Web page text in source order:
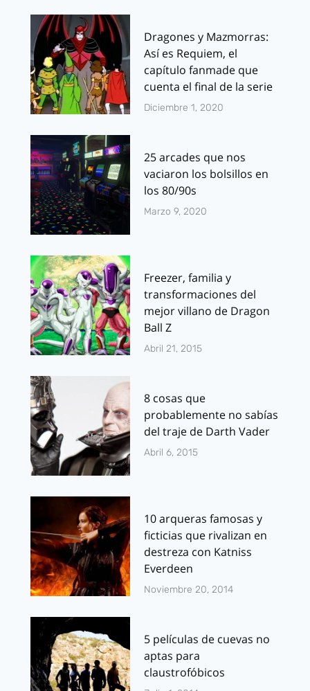
Dragones y Mazmorras:
Así es Requiem, el
capítulo fanmade que
cuenta el final de la serie
Diciembre 1, 2020
25 arcades que nos
vaciaron los bolsillos en
los 80/90s
Marzo 9, 2020
Freezer, familia y
transformaciones del
mejor villano de Dragon
Ball Z
Abril 21, 2015
8 cosas que
probablemente no sabías
del traje de Darth Vader
Abril 6, 2015
10 arqueras famosas y
ficticias que rivalizan en
destreza con Katniss
Everdeen
Noviembre 20, 2014
5 películas de cuevas no
aptas para
claustrofóbicos